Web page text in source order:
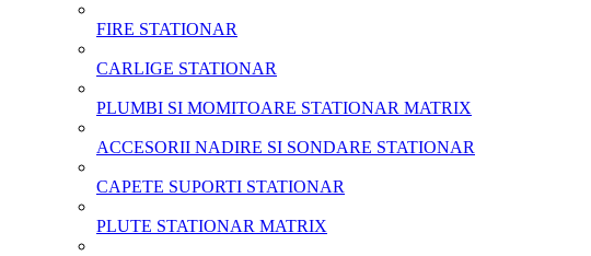
FIRE STATIONAR
CARLIGE STATIONAR
PLUMBI SI MOMITOARE STATIONAR MATRIX
ACCESORII NADIRE SI SONDARE STATIONAR
CAPETE SUPORTI STATIONAR
PLUTE STATIONAR MATRIX